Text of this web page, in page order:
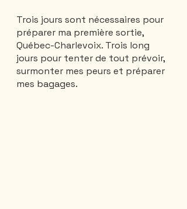
Trois jours sont nécessaires pour
préparer ma première sortie,
Québec-Charlevoix. Trois long
jours pour tenter de tout prévoir,
surmonter mes peurs et préparer
mes bagages.